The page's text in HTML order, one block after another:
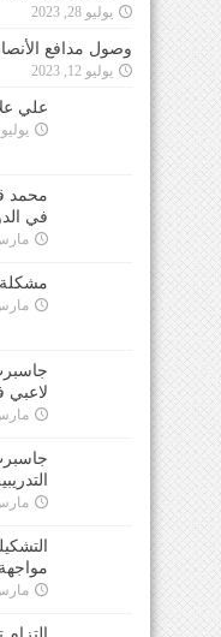
يوليو 28, 2023
وصول مدافع
يوليو 12, 2023
علي
يوليو 8, 2023
محمد
في
مارس 24,
مارس 24,
لاعبي
مارس 24,
مارس 24,
مارس 24,